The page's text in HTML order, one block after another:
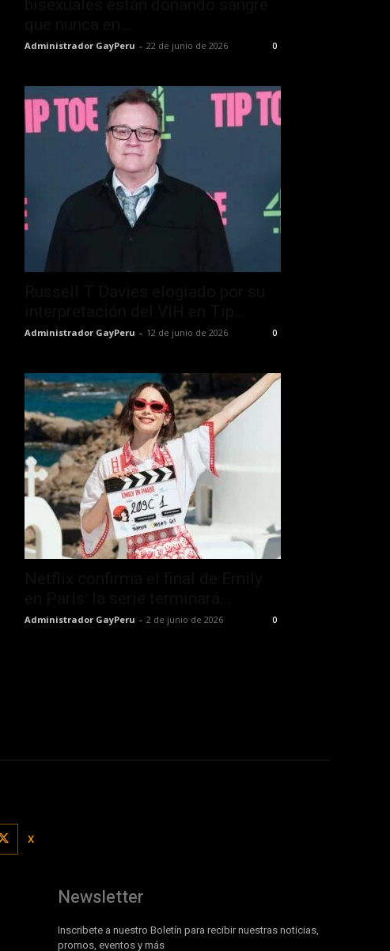
Administrador GayPeru - 22 de junio de 2026 0
Administrador GayPeru - 12 de junio de 2026 0
Administrador GayPeru - 2 de junio de 2026 0
X
Newsletter
Inscribete a nuestro Boletín para recibir nuestras noticias,
promos, eventos y más